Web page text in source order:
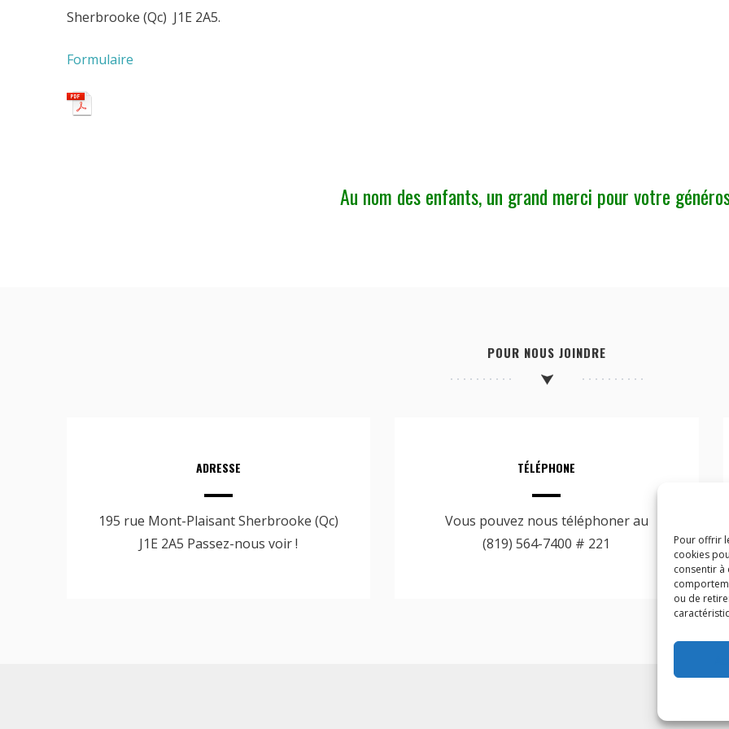
Pour offrir
cookies
consentir à
ou de
Sherbrooke (Qc) J1E 2A5.
Formulaire
Au nom des enfants, un grand merci pour votre
POUR NOUS JOINDRE
ADRESSE
195 rue Mont-Plaisant Sherbrooke (Qc)
J1E 2A5 Passez-nous voir !
TÉLÉPHONE
Vous pouvez nous téléphoner au
(819) 564-7400 # 221